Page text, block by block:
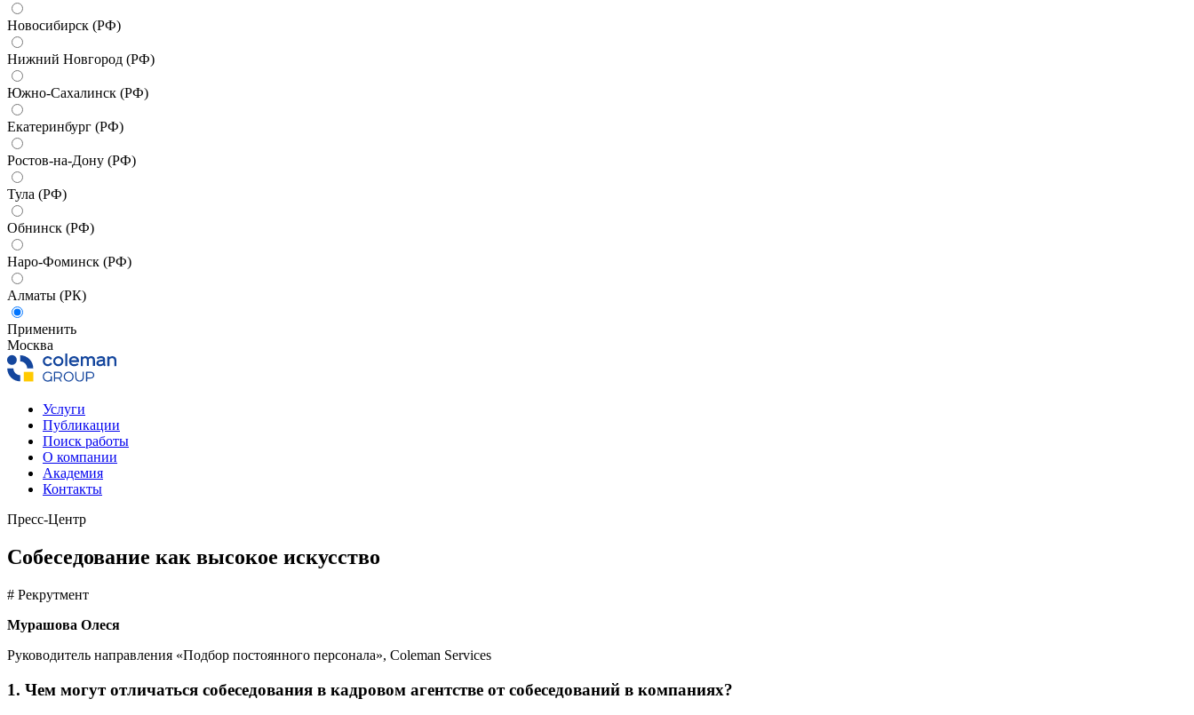
Новосибирск (РФ)
Нижний Новгород (РФ)
Южно-Сахалинск (РФ)
Екатеринбург (РФ)
Ростов-на-Дону (РФ)
Тула (РФ)
Обнинск (РФ)
Наро-Фоминск (РФ)
Алматы (РК)
Применить
Москва
Услуги
Публикации
Поиск работы
О компании
Академия
Контакты
Пресс-Центр
Собеседование как высокое искусство
# Рекрутмент
Мурашова Олеся
Руководитель направления «Подбор постоянного персонала», Coleman Services
1. Чем могут отличаться собеседования в кадровом агентстве от собеседований в компаниях?